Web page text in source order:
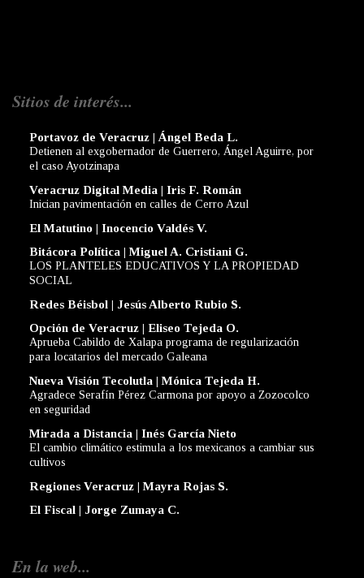
Sitios de interés...
Portavoz de Veracruz | Ángel Beda L.
Detienen al exgobernador de Guerrero, Ángel Aguirre, por
el caso Ayotzinapa
Veracruz Digital Media | Iris F. Román
Inician pavimentación en calles de Cerro Azul
El Matutino | Inocencio Valdés V.
Bitácora Política | Miguel A. Cristiani G.
LOS PLANTELES EDUCATIVOS Y LA PROPIEDAD
SOCIAL
Redes Béisbol | Jesús Alberto Rubio S.
Opción de Veracruz | Eliseo Tejeda O.
Aprueba Cabildo de Xalapa programa de regularización
para locatarios del mercado Galeana
Nueva Visión Tecolutla | Mónica Tejeda H.
Agradece Serafín Pérez Carmona por apoyo a Zozocolco
en seguridad
Mirada a Distancia | Inés García Nieto
El cambio climático estimula a los mexicanos a cambiar sus
cultivos
Regiones Veracruz | Mayra Rojas S.
El Fiscal | Jorge Zumaya C.
En la web...